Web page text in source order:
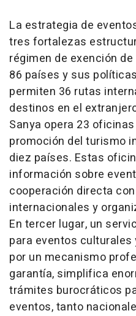
La estrategia de
tres fortalezas
régimen de exención
86 países y sus
permiten 36 rutas
destinos en el
Sanya opera 23
promoción del turismo
diez países. Estas
información sobre
cooperación directa
internacionales y
En tercer lugar, un
para eventos
por un mecanismo
garantía, simplifica
trámites burocráticos
eventos, tanto